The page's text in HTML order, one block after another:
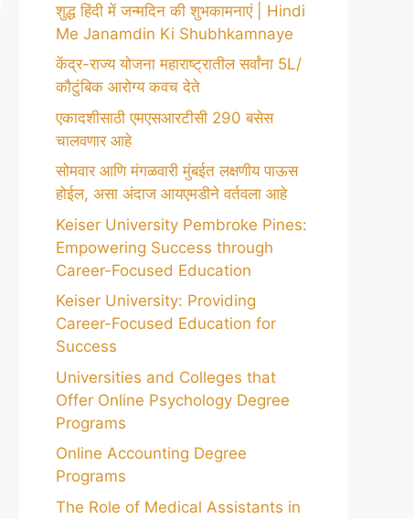
शुद्ध हिंदी में जन्मदिन की शुभकामनाएं | Hindi
Me Janamdin Ki Shubhkamnaye
केंद्र-राज्य योजना महाराष्ट्रातील सर्वांना 5L/
कौटुंबिक आरोग्य कवच देते
एकादशीसाठी एमएसआरटीसी 290 बसेस
चालवणार आहे
सोमवार आणि मंगळवारी मुंबईत लक्षणीय पाऊस
होईल, असा अंदाज आयएमडीने वर्तवला आहे
Keiser University Pembroke Pines:
Empowering Success through
Career-Focused Education
Keiser University: Providing
Career-Focused Education for
Success
Universities and Colleges that
Offer Online Psychology Degree
Programs
Online Accounting Degree
Programs
The Role of Medical Assistants in